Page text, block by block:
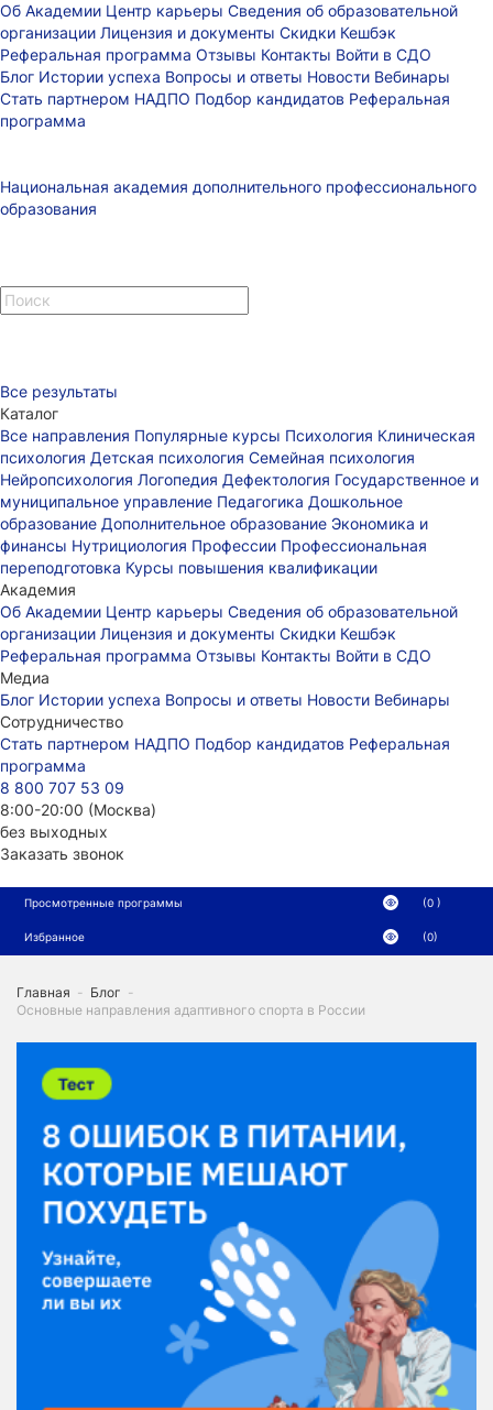
Об Академии Центр карьеры Сведения об образовательной
организации Лицензия и документы Скидки Кешбэк
Реферальная программа Отзывы Контакты Войти в СДО
Блог Истории успеха Вопросы и ответы Новости Вебинары
Стать партнером НАДПО Подбор кандидатов Реферальная
программа
Национальная академия дополнительного профессионального
образования
Все результаты
Каталог
Все направления Популярные курсы Психология Клиническая
психология Детская психология Семейная психология
Нейропсихология Логопедия Дефектология Государственное и
муниципальное управление Педагогика Дошкольное
образование Дополнительное образование Экономика и
финансы Нутрициология Профессии Профессиональная
переподготовка Курсы повышения квалификации
Академия
Об Академии Центр карьеры Сведения об образовательной
организации Лицензия и документы Скидки Кешбэк
Реферальная программа Отзывы Контакты Войти в СДО
Медиа
Блог Истории успеха Вопросы и ответы Новости Вебинары
Сотрудничество
Стать партнером НАДПО Подбор кандидатов Реферальная
программа
8 800 707 53 09
8:00-20:00 (Москва)
без выходных
Заказать звонок
Просмотренные программы (0 )
Избранное (0)
Главная - Блог -
Основные направления адаптивного спорта в России